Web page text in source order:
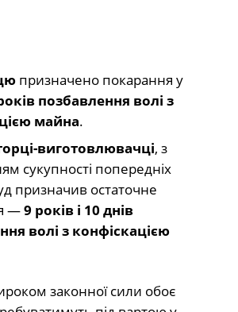
призначено покарання у
позбавлення волі з
майна.
виготовлювачці, з
сукупності попередніх
призначив остаточне
—9 років і 10 днів
волі з конфіскацією
законної сили обоє